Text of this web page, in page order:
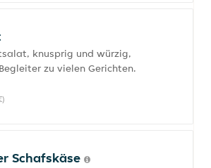
knusprig und würzig,
zu vielen Gerichten.
Schafskäse